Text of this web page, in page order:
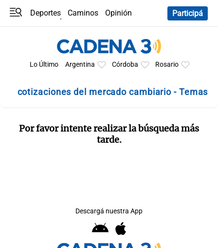
Deportes Caminos
Opinión
Participá
Lo Último Argentina Córdoba Rosario
cotizaciones del mercado cambiario - Temas
Por favor intente realizar la búsqueda más
tarde.
Descargá nuestra App